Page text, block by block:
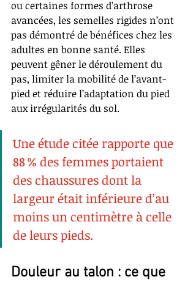
ou certaines formes d’arthrose
avancées, les semelles rigides n’ont
pas démontré de bénéfices chez les
adultes en bonne santé. Elles
peuvent gêner le déroulement du
pas, limiter la mobilité de l’avant-
pied et réduire l’adaptation du pied
aux irrégularités du sol.
Une étude citée rapporte que
88 % des femmes portaient
des chaussures dont la
largeur était inférieure d’au
moins un centimètre à celle
de leurs pieds.
Douleur au talon : ce que